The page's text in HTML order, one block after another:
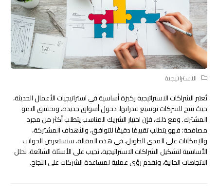
الاستراتيجية
تُعتبر الشراكات الاستراتيجية ركيزة أساسية في استراتيجيات الأعمال الحديثة،
حيث تتيح للشركات توسيع قدراتها، دخول أسواق جديدة، وتحقيق النمو
المشترك. ومع ذلك، فإن اختيار الشريك المناسب يتطلب أكثر من مجرد
مصافحة؛ فهو يتطلب تقييمًا دقيقًا للتوافق، والأهداف المشتركة،
والإمكانات على المدى الطويل. في هذه المقالة، سنستعرض الجوانب
الأساسية لتشكيل الشراكات الاستراتيجية، نجيب على الأسئلة الشائعة، نحلل
الاتجاهات الحالية، ونقدم رؤى عملية لمساعدة الشركات على النجاح.